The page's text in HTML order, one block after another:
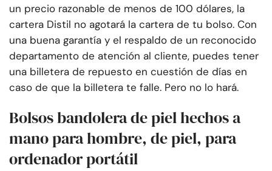
un precio razonable de menos de 100 dólares, la
cartera Distil no agotará la cartera de tu bolso. Con
una buena garantía y el respaldo de un reconocido
departamento de atención al cliente, puedes tener
una billetera de repuesto en cuestión de días en
caso de que la billetera te falle. Pero no lo hará.
Bolsos bandolera de piel hechos a
mano para hombre, de piel, para
ordenador portátil